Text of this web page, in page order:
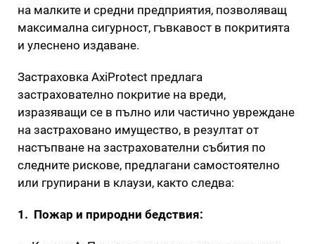
на малките и средни предприятия, позволяващ
максимална сигурност, гъвкавост в покритията
и улеснено издаване.
Застраховка AxiProtect предлага
застрахователно покритие на вреди,
изразяващи се в пълно или частично увреждане
на застраховано имущество, в резултат от
настъпване на застрахователни събития по
следните рискове, предлагани самостоятелно
или групирани в клаузи, както следва:
1. Пожар и природни бедствия: